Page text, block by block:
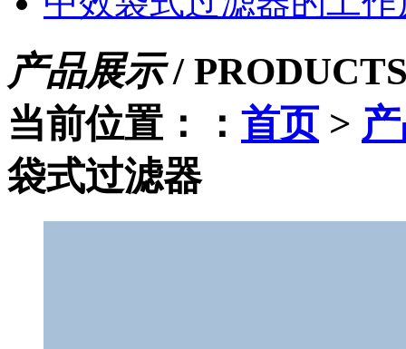
产品展示 /
当前位置：： 首页>
袋式过滤器